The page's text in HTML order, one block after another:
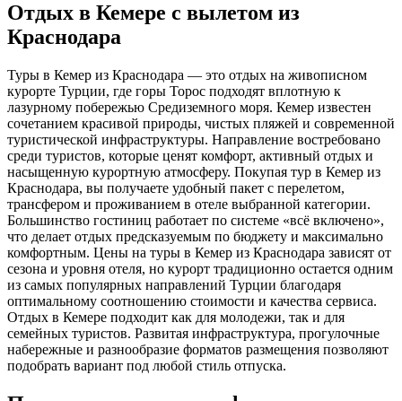
Отдых в Кемере с вылетом из
Краснодара
Туры в Кемер из Краснодара — это отдых на живописном
курорте Турции, где горы Торос подходят вплотную к
лазурному побережью Средиземного моря. Кемер известен
сочетанием красивой природы, чистых пляжей и современной
туристической инфраструктуры. Направление востребовано
среди туристов, которые ценят комфорт, активный отдых и
насыщенную курортную атмосферу. Покупая тур в Кемер из
Краснодара, вы получаете удобный пакет с перелетом,
трансфером и проживанием в отеле выбранной категории.
Большинство гостиниц работает по системе «всё включено»,
что делает отдых предсказуемым по бюджету и максимально
комфортным. Цены на туры в Кемер из Краснодара зависят от
сезона и уровня отеля, но курорт традиционно остается одним
из самых популярных направлений Турции благодаря
оптимальному соотношению стоимости и качества сервиса.
Отдых в Кемере подходит как для молодежи, так и для
семейных туристов. Развитая инфраструктура, прогулочные
набережные и разнообразие форматов размещения позволяют
подобрать вариант под любой стиль отпуска.